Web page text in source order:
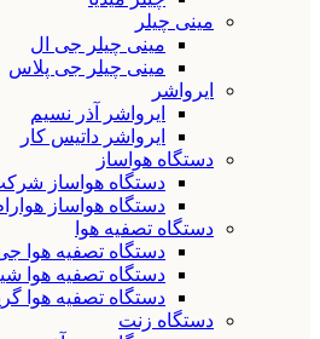
مینی چیلر
مینی چیلر جی ال
مینی چیلر جی پلاس
ایرواشر
ایرواشر آذر نسیم
ایرواشر داتیس کار
دستگاه هواساز
دستگاه هواساز
دستگاه هواساز
دستگاه تصفیه هوا
دستگاه تصفیه هوا
دستگاه تصفیه هوا
دستگاه تصفیه هوا
دستگاه زنت